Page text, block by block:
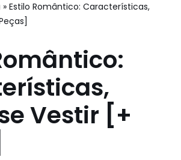
» Estilo Romântico: Características,
Vestir [+